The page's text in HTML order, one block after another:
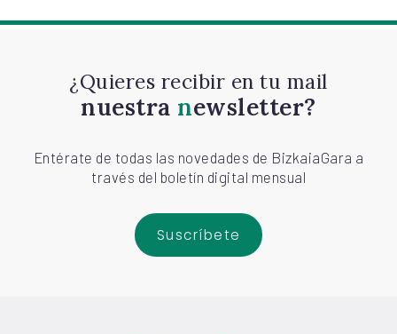
¿Quieres recibir en tu mail
nuestra newsletter?
Entérate de todas las novedades de BizkaiaGara a
través del boletín digital mensual
Suscríbete